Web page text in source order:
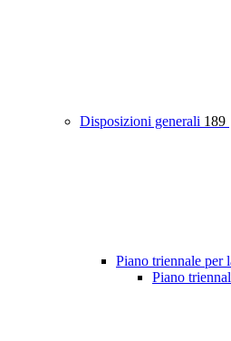
Disposizioni generali 189
Piano triennale per
Piano